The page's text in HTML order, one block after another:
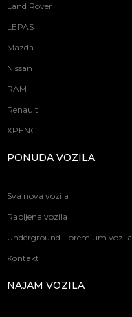
Land Rover
LEPAS
Mazda
Nissan
RAM
Renault
XPENG
PONUDA VOZILA
Sva nova vozila
Rabljena vozila
Underground - premium vozila
Kontakt
NAJAM VOZILA